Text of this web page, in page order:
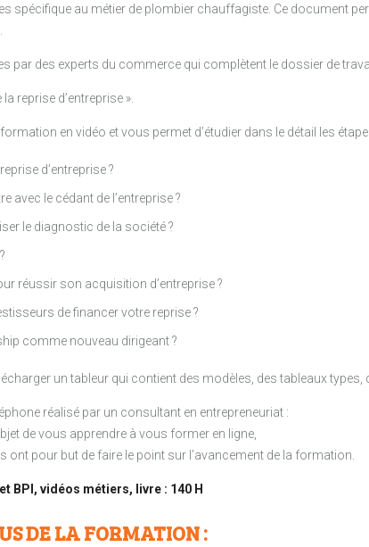
spécifique au métier de plombier chauffagiste. Ce document
par des experts du commerce qui complètent le dossier de
reprise d’entreprise ».
en vidéo et vous permet d’étudier dans le détail les
d’entreprise ?
avec le cédant de l’entreprise ?
le diagnostic de la société ?
réussir son acquisition d’entreprise ?
de financer votre reprise ?
comme nouveau dirigeant ?
un tableur qui contient des modèles, des tableaux
réalisé par un consultant en entrepreneuriat :
de vous apprendre à vous former en ligne,
ont pour but de faire le point sur l’avancement de la formation.
BPI, vidéos métiers, livre : 140 H
DE LA FORMATION :